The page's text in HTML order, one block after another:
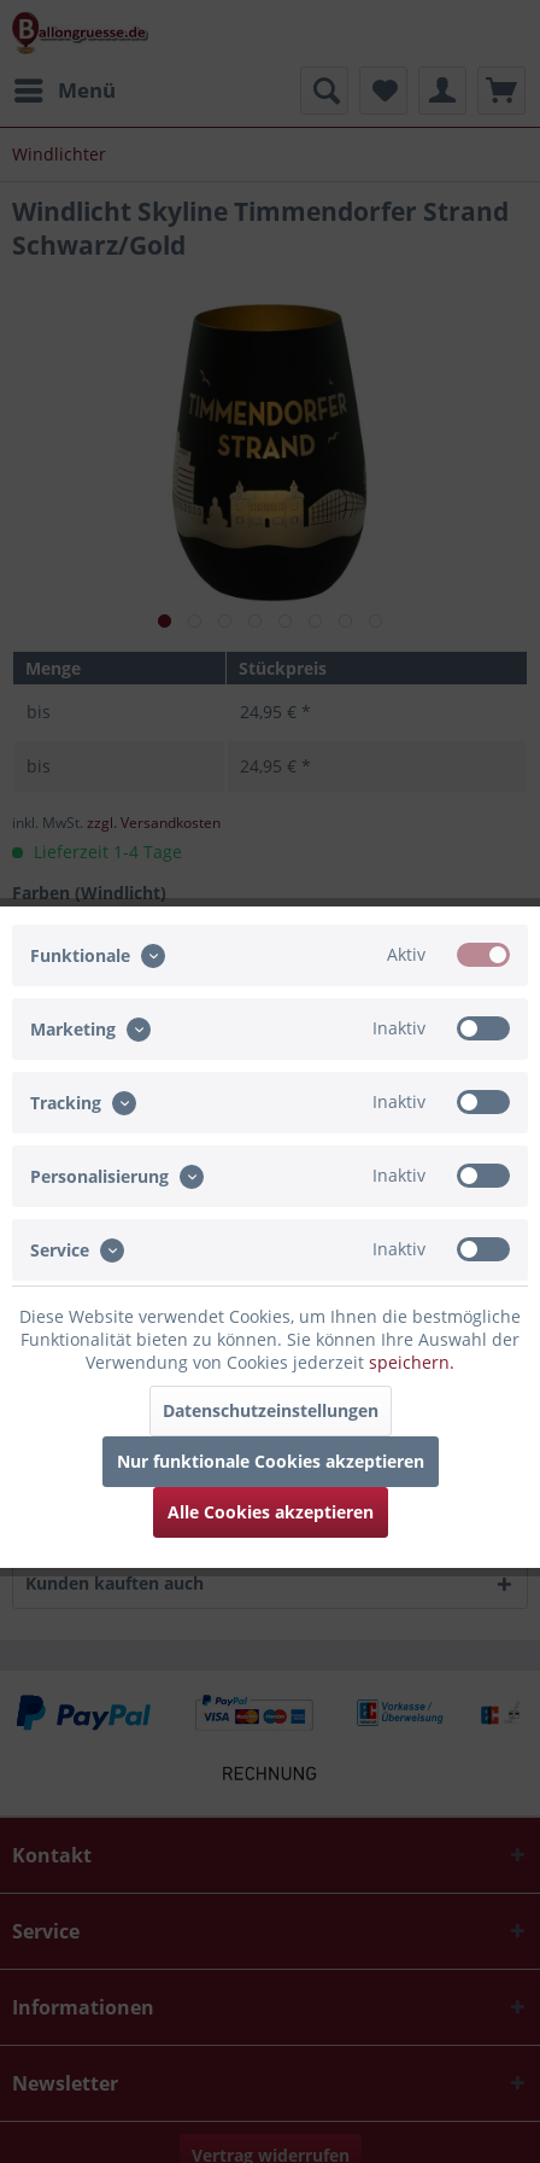
Menü
Windlichter
Windlicht Skyline Timmendorfer Strand
Schwarz/Gold
Menge
Stückpreis
bis
24,95 € *
bis 24,95 € *
inkl. MwSt. zzgl. Versandkosten
Lieferzeit 1-4 Tage
Farben (Windlicht)
Schwarz/SilberSchwarz/Bronze
Warenkorb
Merken
Die perfekte Geschenkidee ist unser Windlicht mit einer
rundum Gravur von der Timmendorfer...
Bewertungen
0
Bewertungen lesen, schreiben und diskutieren...mehr
Infos zum Hersteller
Folgende Infos zum Hersteller sind verfübar......mehr
Kunden kauften auch
Kontakt
Service
Informationen
Newsletter
Vertrag widerrufen
Funktionale Aktiv
Marketing Inaktiv
Tracking Inaktiv
Personalisierung Inaktiv
Service Inaktiv
Diese Website verwendet Cookies, um Ihnen die bestmögliche
Funktionalität bieten zu können. Sie können Ihre Auswahl der
Verwendung von Cookies jederzeit speichern.
Datenschutzeinstellungen
Nur funktionale Cookies akzeptieren
Alle Cookies akzeptieren